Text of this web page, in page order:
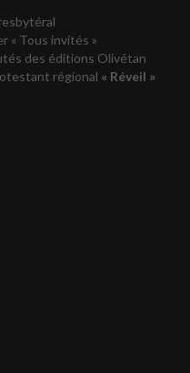
« Tous invités »
des éditions Olivétan
régional « Réveil »